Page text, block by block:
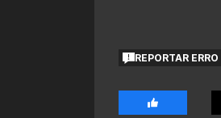
REPORTAR ERRO